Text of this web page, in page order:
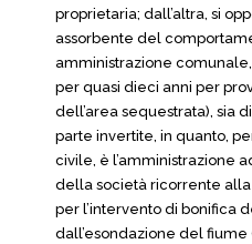
proprietaria; dall’altra, si
assorbente del
amministrazione
per quasi dieci anni per
dell’area sequestrata), sia
parte invertite, in quanto,
civile, è l’amministrazione
della società ricorrente
per l’intervento di bonifica
dall’esondazione del